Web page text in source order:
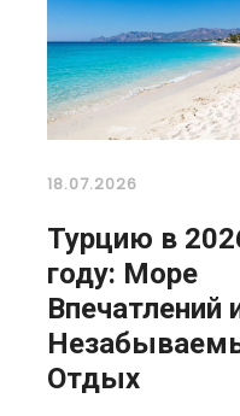
18.07.2026
Турцию в
году: Море
Впечатлений
Отдых